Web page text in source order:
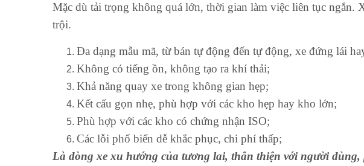
Mặc dù tải trọng không quá lớn, thời gian làm việc liên tục
trội.
Đa dạng mẫu mã, từ bán tự động đến tự động, xe đứng lái
Không có tiếng ồn, không tạo ra khí thải;
Khả năng quay xe trong không gian hẹp;
Kết cấu gọn nhẹ, phù hợp với các kho hẹp hay kho lớn;
Phù hợp với các kho có chứng nhận ISO;
Các lỗi phổ biến dễ khắc phục, chi phí thấp;
Là dòng xe xu hướng của tương lai, thân thiện với người